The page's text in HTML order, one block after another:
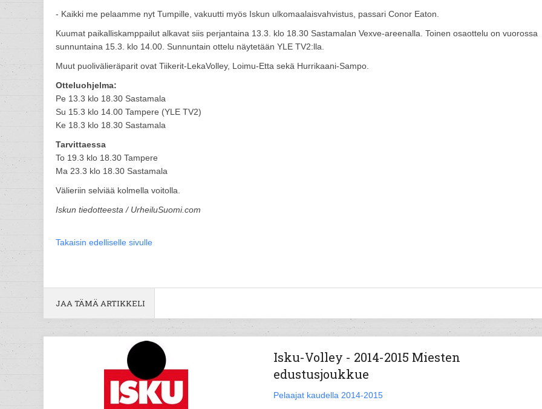
- Kaikki me pelaamme nyt Tumpille, vakuutti myös Iskun ulkomaalaisvahvistus, passari Conor Eaton.
Kuumat paikalliskamppailut alkavat siis perjantaina 13.3. klo 18.30 Sastamalan Vexve-areenalla. Toinen osaottelu on vuorossa
sunnuntaina 15.3. klo 14.00. Sunnuntain ottelu näytetään YLE TV2:lla.
Muut puolivälieräparit ovat Tiikerit-LekaVolley, Loimu-Etta sekä Hurrikaani-Sampo.
Otteluohjelma:
Pe 13.3 klo 18.30 Sastamala
Su 15.3 klo 14.00 Tampere (YLE TV2)
Ke 18.3 klo 18.30 Sastamala
Tarvittaessa
To 19.3 klo 18.30 Tampere
Ma 23.3 klo 18.30 Sastamala
Välieriin selviää kolmella voitolla.
Iskun tiedotteesta / UrheiluSuomi.com
Takaisin edelliselle sivulle
JAA TÄMÄ ARTIKKELI
Isku-Volley - 2014-2015 Miesten
edustusjoukkue
Pelaajat kaudella 2014-2015